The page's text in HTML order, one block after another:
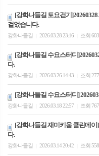
[강화나들길 토요걷기
걸었습니다.
강화나들길 2026.03.28 23:16 조회
[강화나들길 수요스터디
다.
강화나들길 2026.03.26 14:43 조회
[강화나들길 수요스터디]
강화나들길 2026.03.18 22:57 조회
[강화나들길 재미키움 클린데이
다.
강화나들길 2026.03.14 20:42 조회